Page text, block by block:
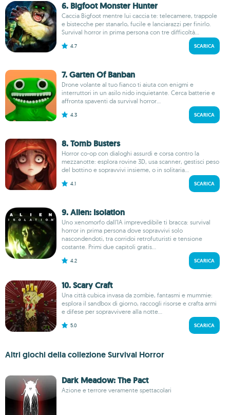
6. Bigfoot Monster Hunter
Caccia Bigfoot mentre lui caccia te: telecamere, trappole
e bistecche per stanarlo, fucile e lanciarazzi per finirlo.
Survival horror in prima persona con tre difficoltà...
4.7 SCARICA
7. Garten Of Banban
Drone volante al tuo fianco ti aiuta con enigmi e
interruttori in un asilo nido inquietante. Cerca batterie e
affronta spaventi da survival horror...
4.3 SCARICA
8. Tomb Busters
Horror co-op con dialoghi assurdi e corsa contro la
mezzanotte: esplora rovine 3D, usa scanner, gestisci peso
del bottino e sopravvivi insieme, o in solitaria...
4.1 SCARICA
9. Alien: Isolation
Uno xenomorfo dall’IA imprevedibile ti bracca: survival
horror in prima persona dove sopravvivi solo
nascondendoti, tra corridoi retrofuturisti e tensione
costante. Primi due capitoli gratis...
4.2 SCARICA
10. Scary Craft
Una città cubica invasa da zombie, fantasmi e mummie:
esplora il sandbox di giorno, raccogli risorse e crafta armi
e difese per sopravvivere alla notte...
5.0 SCARICA
Altri giochi della collezione Survival Horror
Dark Meadow: The Pact
Azione e terrore veramente spettacolari